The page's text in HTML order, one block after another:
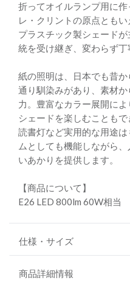
折ってオイルランプ用に作
レ・クリントの原点とも
プラスチック製シェード
統を受け継ぎ、変わらず丁
紙の照明は、日本でも昔
通り馴染みがあり、素材
力。豊富なカラー展開に
シェードを楽しむこともで
読書灯など実用的な用途
ムとしても機能しながら
いあかりを提供します。
【商品について】
E26 LED 800lm 60W相当
仕様・サイズ
商品詳細情報